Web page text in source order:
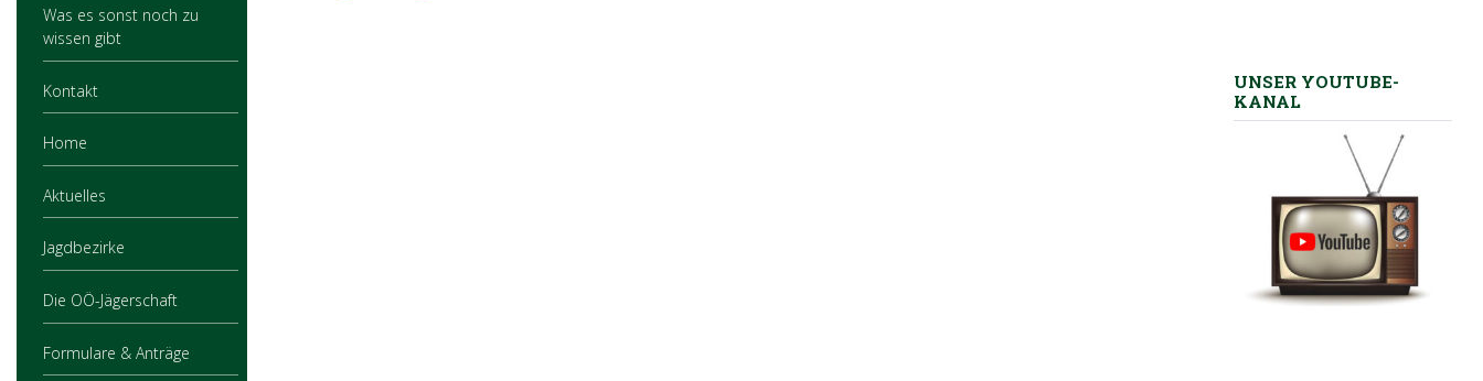
Was es sonst noch zu
wissen gibt
Kontakt
Home
Aktuelles
Jagdbezirke
Die OÖ-Jägerschaft
Formulare & Anträge
UNSER YOUTUBE-
KANAL